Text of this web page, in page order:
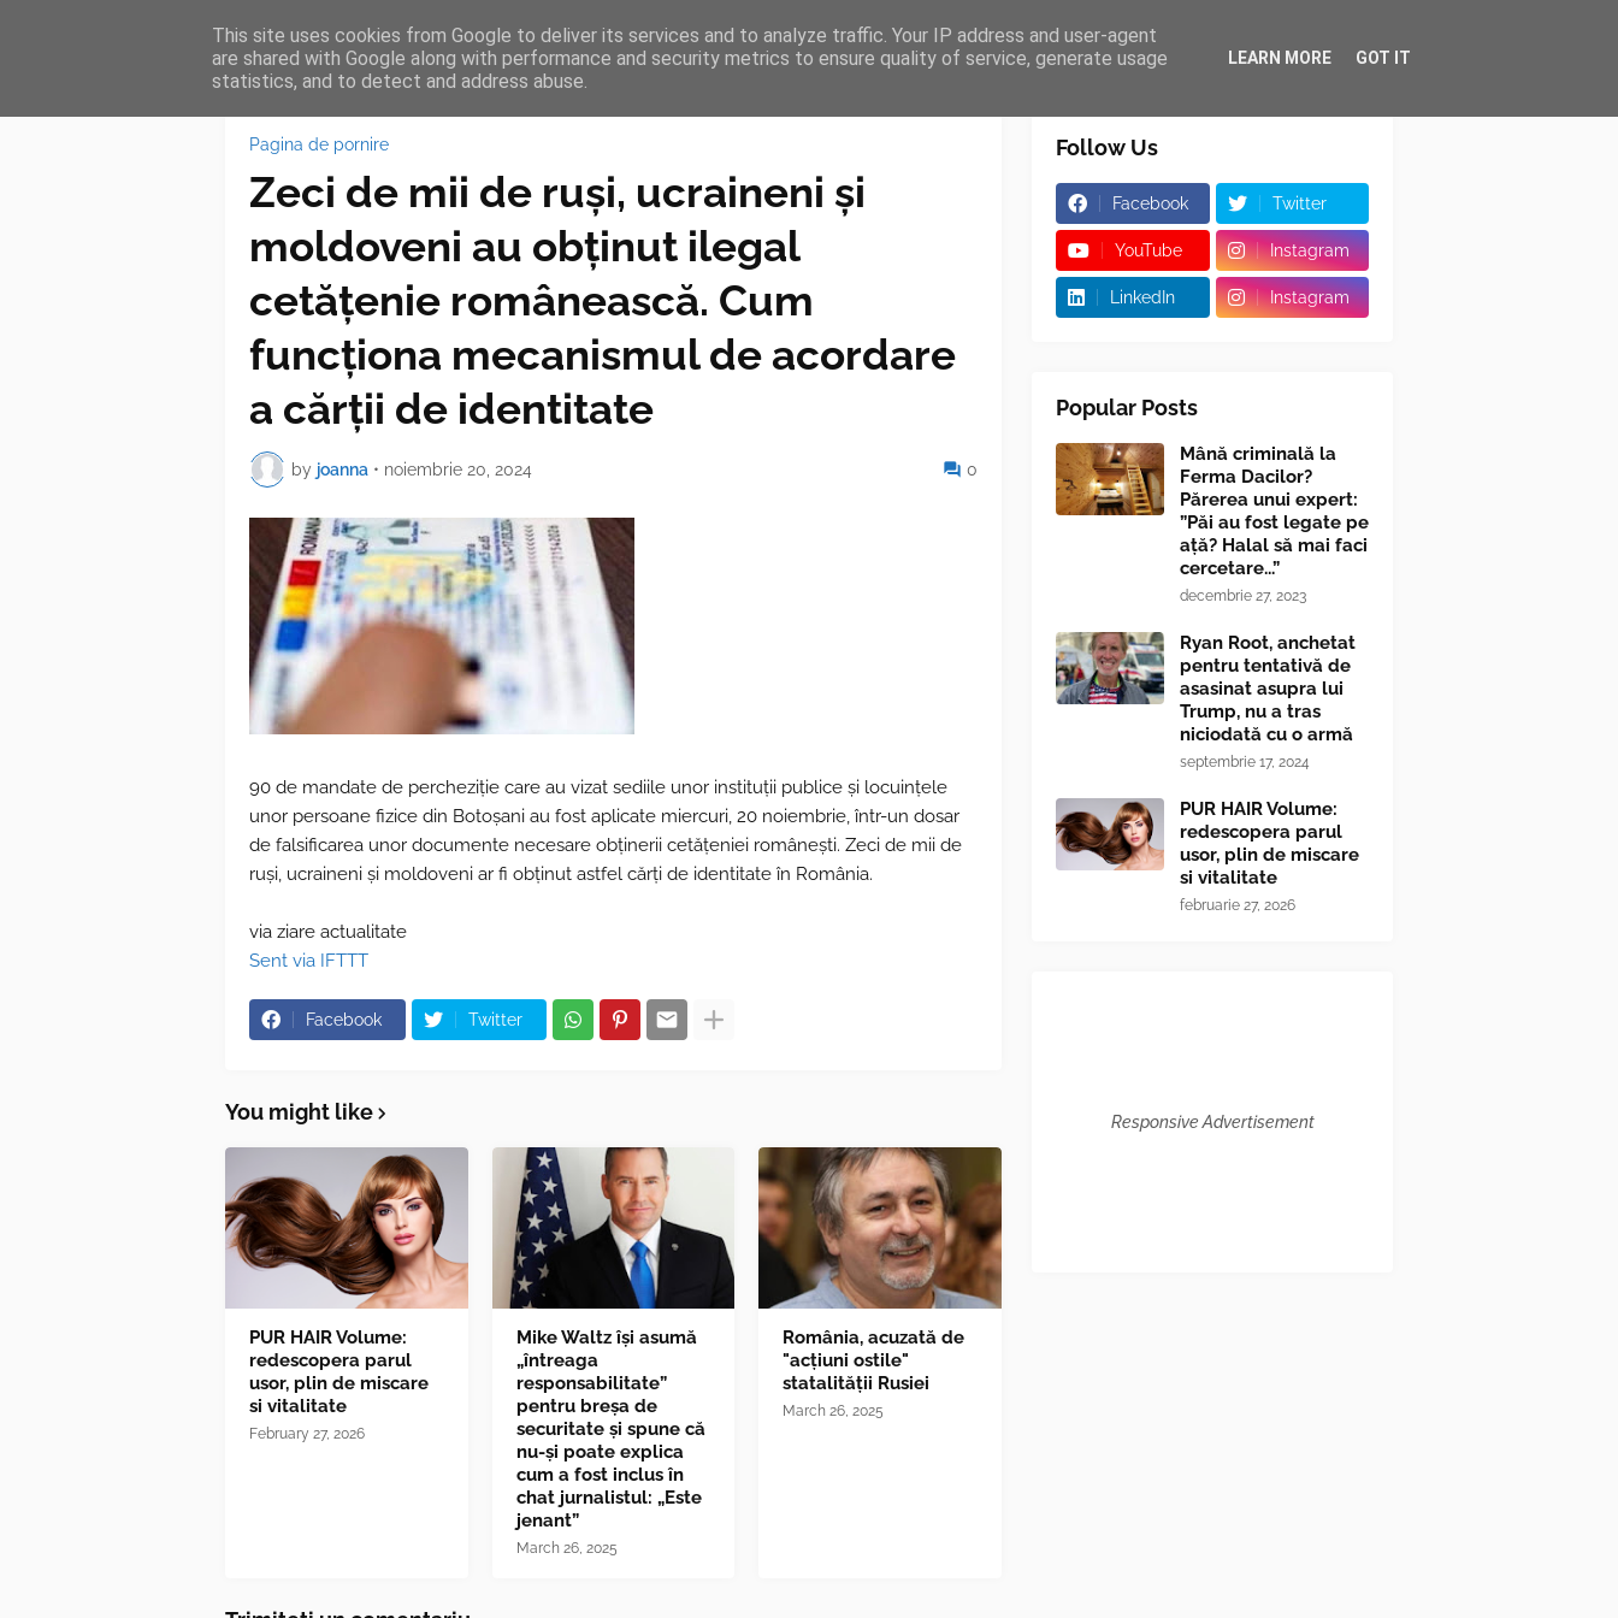
HOME FEATURES BLOGGER TIPOGRAPHY SHORTCODES
Pagina de pornire
Zeci de mii de ruși, ucraineni și
moldoveni au obținut ilegal
cetățenie românească. Cum
funcționa mecanismul de acordare
a cărții de identitate
by joanna • noiembrie 20, 2024 0
90 de mandate de percheziție care au vizat sediile unor instituții publice și locuințele
unor persoane fizice din Botoșani au fost aplicate miercuri, 20 noiembrie, într-un dosar
de falsificarea unor documente necesare obținerii cetățeniei românești. Zeci de mii de
ruși, ucraineni și moldoveni ar fi obținut astfel cărți de identitate în România.
via ziare actualitate
Sent via IFTTT
Facebook Twitter
You might like
PUR HAIR Volume:
redescopera parul
usor, plin de miscare
si vitalitate
February 27, 2026
Mike Waltz îşi asumă
„întreaga
responsabilitate”
pentru breşa de
securitate și spune că
nu-și poate explica
cum a fost inclus în
chat jurnalistul: „Este
jenant”
March 26, 2025
România, acuzată de
"acțiuni ostile"
statalității Rusiei
March 26, 2025
Follow Us
Facebook Twitter
YouTube Instagram
LinkedIn Instagram
Popular Posts
Mână criminală la
Ferma Dacilor?
Părerea unui expert:
”Păi au fost legate pe
ață? Halal să mai faci
cercetare...”
decembrie 27, 2023
Ryan Root, anchetat
pentru tentativă de
asasinat asupra lui
Trump, nu a tras
niciodată cu o armă
septembrie 17, 2024
PUR HAIR Volume:
redescopera parul
usor, plin de miscare
si vitalitate
februarie 27, 2026
Responsive Advertisement
This site uses cookies from Google to deliver its services and to analyze traffic. Your IP address and user-agent
are shared with Google along with performance and security metrics to ensure quality of service, generate usage
statistics, and to detect and address abuse.
LEARN MORE GOT IT